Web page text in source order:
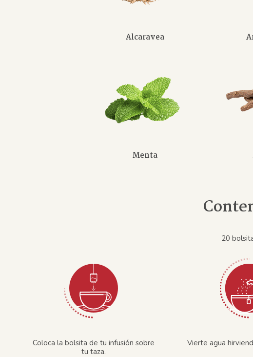
Alcaravea
Menta
20
Coloca la bolsita de tu infusión sobre
tu taza.
Vierte agua